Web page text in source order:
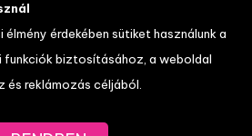
élmény érdekében sütiket használunk a
biztosításához, a weboldal
és reklámozás céljából.
Díjtáblázat